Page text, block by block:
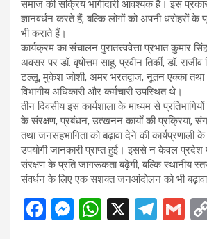
समाज की सक्रिय भागीदारी आवश्यक है। इस
ज्ञानवर्धन करते हैं, बल्कि लोगों को अपनी धरोहरों के
भी कराते हैं।
कार्यक्रम का संचालन पुरातत्त्ववेत्ता प्रभात कुमार
अवसर पर डॉ. वृषोत्तम साहू, प्रवीन तिर्की, डॉ.
टल्लू, मुकेश जोशी, अमर भरतद्वाज, नूतन एक्का
विभागीय अधिकारी और कर्मचारी उपस्थित थे।
तीन दिवसीय इस कार्यशाला के माध्यम से प्रतिभागियों
के संरक्षण, प्रबंधन, उत्खनन कार्यों की प्रक्रिया,
तथा जनसहभागिता को बढ़ावा देने की कार्यप्रणाली
उपयोगी जानकारी प्राप्त हुई। इससे न केवल प्रदेश में
संरक्षण के प्रति जागरूकता बढ़ेगी, बल्कि स्थानीय
संवर्धन के लिए एक सशक्त जनआंदोलन को भी बढ़ावा
F
M W X
T
G